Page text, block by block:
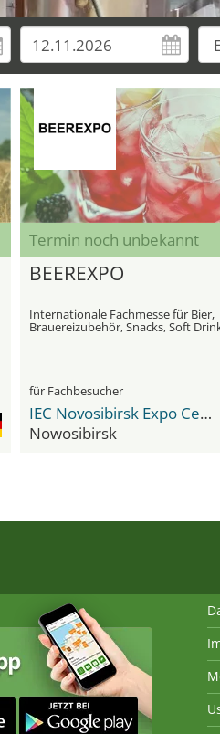
Termin noch unbekannt
BEEREXPO
Internationale Fachmesse für Bier,
Brauereizubehör, Snacks, Soft
für Fachbesucher
IEC Novosibirsk Expo Centre
Nowosibirsk